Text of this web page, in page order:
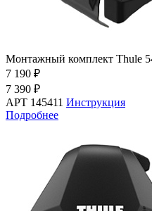
Монтажный комплект Thule
7 190 ₽
7 390 ₽
АРТ 145411 Инструкция
Подробнее